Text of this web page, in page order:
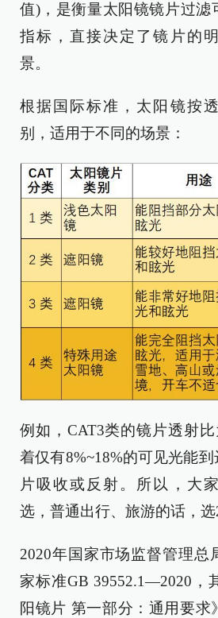
值)，是衡量太阳镜镜片过滤
指标，直接决定了镜片的
景。
根据国际标准，太阳镜按
别，适用于不同的场景：
例如，CAT3类的镜片透射比
着仅有8%~18%的可见光能
片吸收或反射。所以，大
选，普通出行、旅游的话，选
2020年国家市场监督管理总
家标准GB 39552.1—2020，
阳镜片 第一部分：通用要求